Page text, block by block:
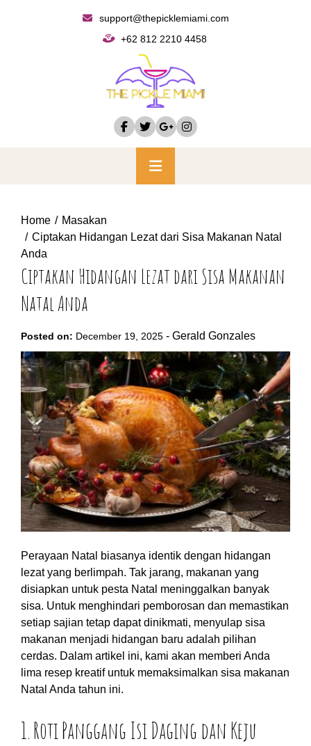
support@thepicklemiami.com
+62 812 2210 4458
Primary
Menu
Home
Masakan
Ciptakan Hidangan Lezat dari Sisa Makanan Natal
Anda
Ciptakan Hidangan Lezat dari Sisa Makanan
Natal Anda
Posted on: December 19, 2025 - Gerald Gonzales
Perayaan Natal biasanya identik dengan hidangan
lezat yang berlimpah. Tak jarang, makanan yang
disiapkan untuk pesta Natal meninggalkan banyak
sisa. Untuk menghindari pemborosan dan memastikan
setiap sajian tetap dapat dinikmati, menyulap sisa
makanan menjadi hidangan baru adalah pilihan
cerdas. Dalam artikel ini, kami akan memberi Anda
lima resep kreatif untuk memaksimalkan sisa makanan
Natal Anda tahun ini.
1. Roti Panggang Isi Daging dan Keju